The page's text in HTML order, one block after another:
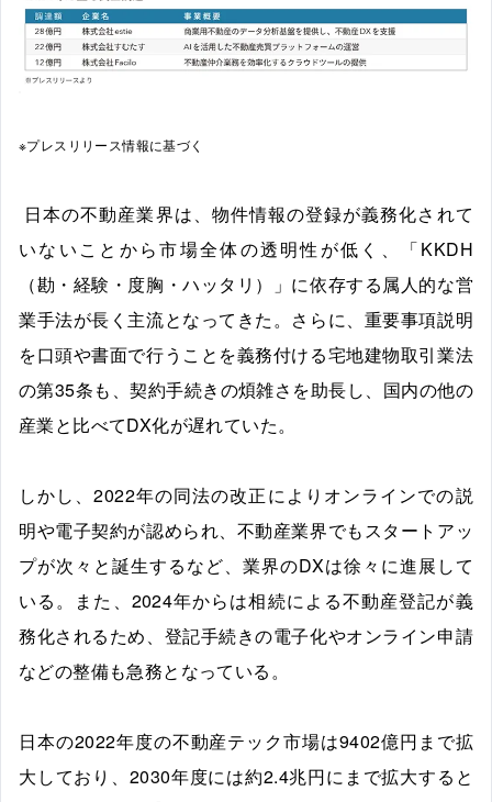
※プレスリリース情報に基づく
日本の不動産業界は、物件情報の登録が義務化されて
いないことから市場全体の透明性が低く、「KKDH
（勘・経験・度胸・ハッタリ）」に依存する属人的な営
業手法が長く主流となってきた。さらに、重要事項説明
を口頭や書面で行うことを義務付ける宅地建物取引業法
の第35条も、契約手続きの煩雑さを助長し、国内の他の
産業と比べてDX化が遅れていた。
しかし、2022年の同法の改正によりオンラインでの説
明や電子契約が認められ、不動産業界でもスタートアッ
プが次々と誕生するなど、業界のDXは徐々に進展して
いる。また、2024年からは相続による不動産登記が義
務化されるため、登記手続きの電子化やオンライン申請
などの整備も急務となっている。
日本の2022年度の不動産テック市場は9402億円まで拡
大しており、2030年度には約2.4兆円にまで拡大すると